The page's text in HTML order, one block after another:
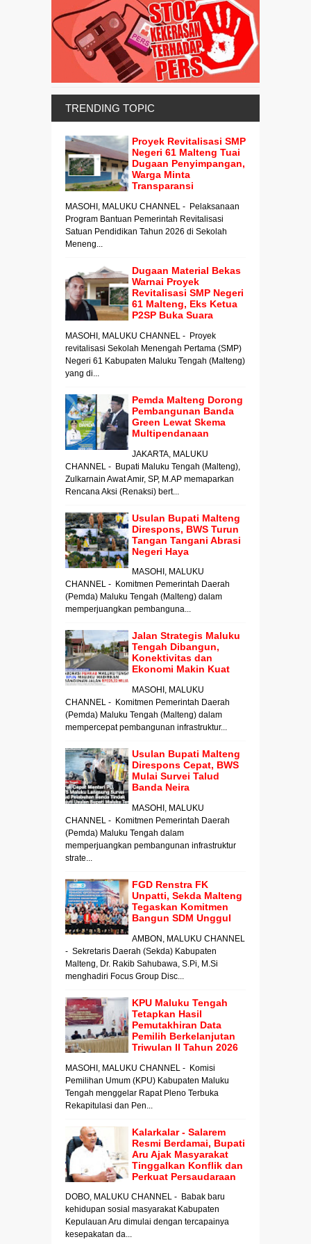
TRENDING TOPIC
Proyek Revitalisasi SMP
Negeri 61 Malteng Tuai
Dugaan Penyimpangan,
Warga Minta
Transparansi
MASOHI, MALUKU CHANNEL - Pelaksanaan
Program Bantuan Pemerintah Revitalisasi
Satuan Pendidikan Tahun 2026 di Sekolah
Meneng...
Dugaan Material Bekas
Warnai Proyek
Revitalisasi SMP Negeri
61 Malteng, Eks Ketua
P2SP Buka Suara
MASOHI, MALUKU CHANNEL - Proyek
revitalisasi Sekolah Menengah Pertama (SMP)
Negeri 61 Kabupaten Maluku Tengah (Malteng)
yang di...
Pemda Malteng Dorong
Pembangunan Banda
Green Lewat Skema
Multipendanaan
JAKARTA, MALUKU
CHANNEL - Bupati Maluku Tengah (Malteng),
Zulkarnain Awat Amir, SP, M.AP memaparkan
Rencana Aksi (Renaksi) bert...
Usulan Bupati Malteng
Direspons, BWS Turun
Tangan Tangani Abrasi
Negeri Haya
MASOHI, MALUKU
CHANNEL - Komitmen Pemerintah Daerah
(Pemda) Maluku Tengah (Malteng) dalam
memperjuangkan pembanguna...
Jalan Strategis Maluku
Tengah Dibangun,
Konektivitas dan
Ekonomi Makin Kuat
MASOHI, MALUKU
CHANNEL - Komitmen Pemerintah Daerah
(Pemda) Maluku Tengah (Malteng) dalam
mempercepat pembangunan infrastruktur...
Usulan Bupati Malteng
Direspons Cepat, BWS
Mulai Survei Talud
Banda Neira
MASOHI, MALUKU
CHANNEL - Komitmen Pemerintah Daerah
(Pemda) Maluku Tengah dalam
memperjuangkan pembangunan infrastruktur
strate...
FGD Renstra FK
Unpatti, Sekda Malteng
Tegaskan Komitmen
Bangun SDM Unggul
AMBON, MALUKU CHANNEL
- Sekretaris Daerah (Sekda) Kabupaten
Malteng, Dr. Rakib Sahubawa, S.Pi, M.Si
menghadiri Focus Group Disc...
KPU Maluku Tengah
Tetapkan Hasil
Pemutakhiran Data
Pemilih Berkelanjutan
Triwulan II Tahun 2026
MASOHI, MALUKU CHANNEL - Komisi
Pemilihan Umum (KPU) Kabupaten Maluku
Tengah menggelar Rapat Pleno Terbuka
Rekapitulasi dan Pen...
Kalarkalar - Salarem
Resmi Berdamai, Bupati
Aru Ajak Masyarakat
Tinggalkan Konflik dan
Perkuat Persaudaraan
DOBO, MALUKU CHANNEL - Babak baru
kehidupan sosial masyarakat Kabupaten
Kepulauan Aru dimulai dengan tercapainya
kesepakatan da...